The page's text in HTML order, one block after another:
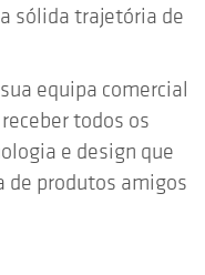
sólida trajetória de
equipa comercial
todos os
e design que
de produtos amigos